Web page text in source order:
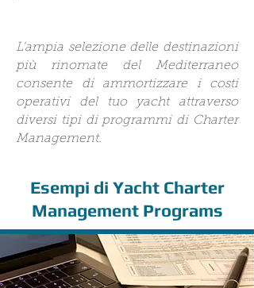
L'ampia selezione delle destinazioni
più rinomate del Mediterraneo
consente di ammortizzare i costi
operativi del tuo yacht attraverso
diversi tipi di programmi di Charter
Management.
Esempi di Yacht Charter
Management Programs